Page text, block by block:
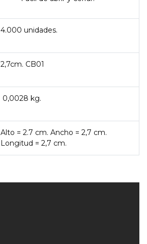
4.000 unidades.
2,7cm. CB01
0,0028 kg.
Alto = 2.7 cm. Ancho = 2,7 cm.
Longitud = 2,7 cm.